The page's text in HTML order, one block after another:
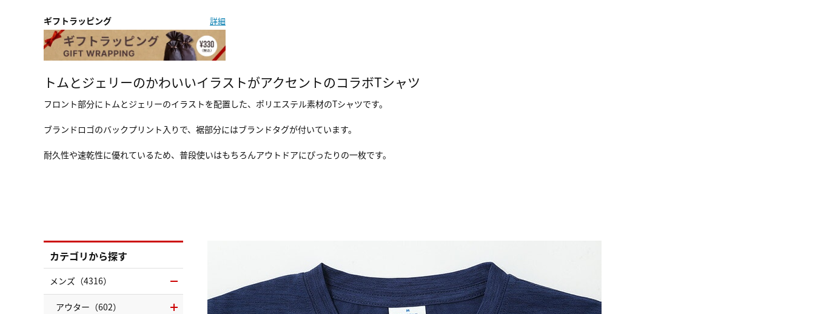
ギフトラッピング 詳細
トムとジェリーのかわいいイラストがアクセントのコラボTシャツ
フロント部分にトムとジェリーのイラストを配置した、ポリエステル素材のTシャツです。
ブランドロゴのバックプリント入りで、裾部分にはブランドタグが付いています。
耐久性や速乾性に優れているため、普段使いはもちろんアウトドアにぴったりの一枚です。
カテゴリから探す
メンズ（4316）
アウター（602）